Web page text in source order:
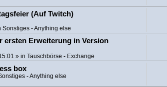
(Auf Twitch)
Sonstiges - Anything else
ersten Erweiterung in Version
» in Tauschbörse - Exchange
box
- Anything else